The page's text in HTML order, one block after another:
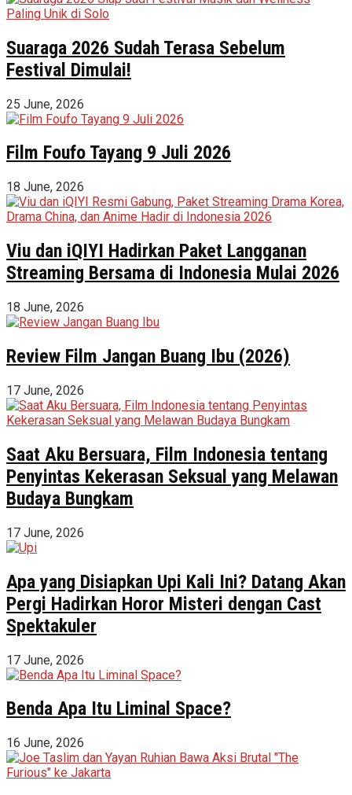
Suaraga 2026 Sudah Terasa Sebelum
Festival Dimulai!
25 June, 2026
Film Foufo Tayang 9 Juli 2026
18 June, 2026
Viu dan iQIYI Hadirkan Paket Langganan
Streaming Bersama di Indonesia Mulai 2026
18 June, 2026
Review Film Jangan Buang Ibu (2026)
17 June, 2026
Saat Aku Bersuara, Film Indonesia tentang
Penyintas Kekerasan Seksual yang Melawan
Budaya Bungkam
17 June, 2026
Apa yang Disiapkan Upi Kali Ini? Datang Akan
Pergi Hadirkan Horor Misteri dengan Cast
Spektakuler
17 June, 2026
Benda Apa Itu Liminal Space?
16 June, 2026